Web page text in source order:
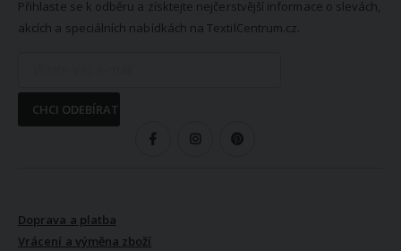
Přihlaste se k odběru a získtejte nejčerstvější informace o slevách,
akcích a speciálních nabídkách na TextilCentrum.cz.
CHCI ODEBÍRAT
Doprava a platba
Vrácení a výměna zboží